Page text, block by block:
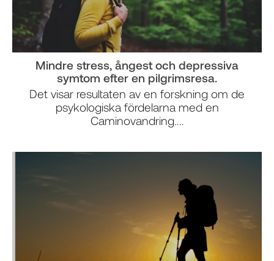
Mindre stress, ångest och depressiva
symtom efter en pilgrimsresa.
Det visar resultaten av en forskning om de
psykologiska fördelarna med en
Caminovandring....